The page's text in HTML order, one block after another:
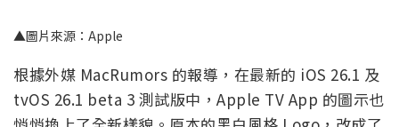
▲圖片來源：Apple
根據外媒 MacRumors 的報導，在最新的 iOS 26.1 及
tvOS 26.1 beta 3 測試版中，Apple TV App 的圖示也